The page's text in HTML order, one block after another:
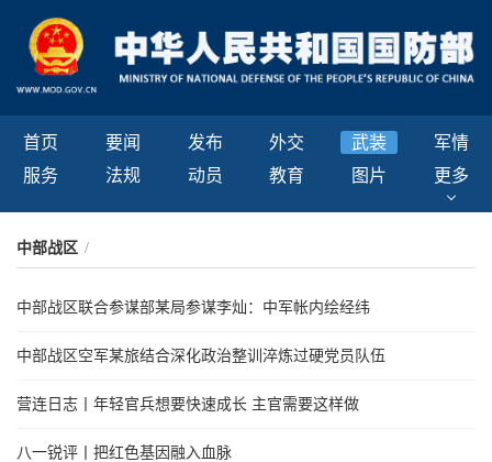
首页 要闻 发布 外交 武装
军情
服务
法规 动员 教育 图片 更多
中部战区 /
中部战区联合参谋部某局参谋李灿：中军帐内绘经纬
中部战区空军某旅结合深化政治整训淬炼过硬党员队伍
营连日志丨年轻官兵想要快速成长 主官需要这样做
八一锐评丨把红色基因融入血脉